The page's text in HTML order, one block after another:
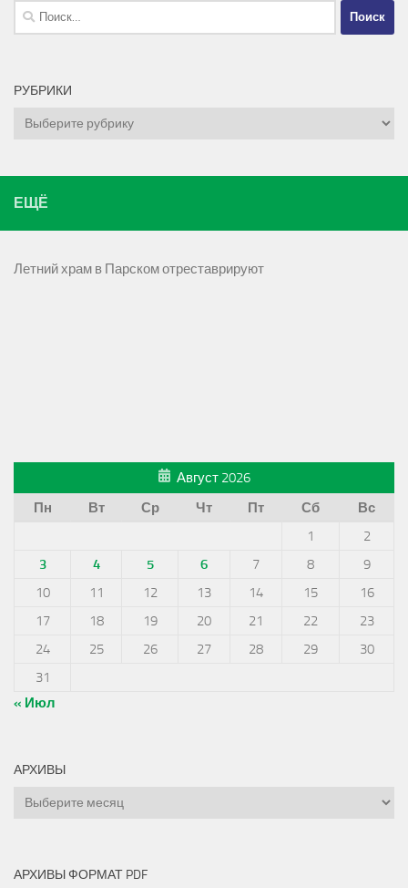
Найти:
РУБРИКИ
Рубрики
ЕЩЁ
Летний храм в Парском отреставрируют
Август 2026
Пн
Вт Ср Чт Пт Сб
Вс
1
2
3
4 5 6 7 8
9
10
11 12 13 14 15
16
17
18 19 20 21 22
23
24
25 26 27 28 29
30
31
« Июл
АРХИВЫ
Архивы
АРХИВЫ ФОРМАТ PDF